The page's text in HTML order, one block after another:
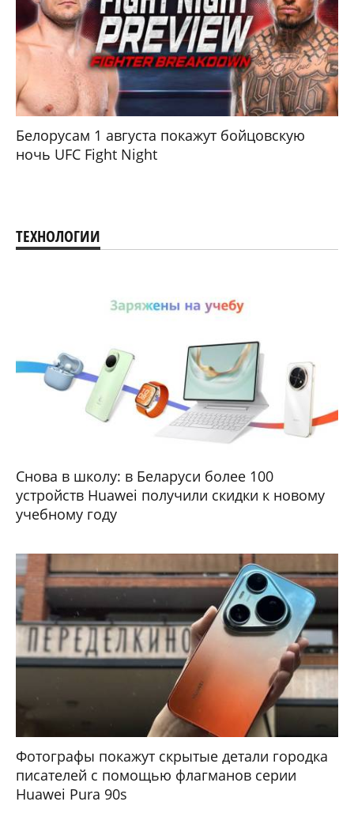
Белорусам 1 августа покажут бойцовскую
ночь UFC Fight Night
ТЕХНОЛОГИИ
Снова в школу: в Беларуси более 100
устройств Huawei получили скидки к новому
учебному году
Фотографы покажут скрытые детали городка
писателей с помощью флагманов серии
Huawei Pura 90s